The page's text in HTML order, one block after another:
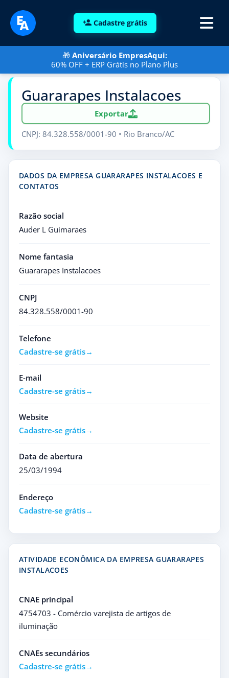
Cadastre grátis
🎁 Aniversário EmpresAqui:
60% OFF + ERP Grátis no Plano Plus
Guararapes Instalacoes
Exportar
CNPJ: 84.328.558/0001-90 • Rio Branco/AC
DADOS DA EMPRESA GUARARAPES INSTALACOES E
CONTATOS
Razão social
Auder L Guimaraes
Nome fantasia
Guararapes Instalacoes
CNPJ
84.328.558/0001-90
Telefone
Cadastre-se grátis
E-mail
Cadastre-se grátis
Website
Cadastre-se grátis
Data de abertura
25/03/1994
Endereço
Cadastre-se grátis
ATIVIDADE ECONÔMICA DA EMPRESA GUARARAPES
INSTALACOES
CNAE principal
4754703 - Comércio varejista de artigos de
iluminação
CNAEs secundários
Cadastre-se grátis